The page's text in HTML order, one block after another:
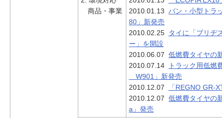
商品・事業
2010.01.13 バン・小型トラ
80」新発売
2010.02.25
タイに「ブリヂ
ー」を開設
2010.06.07 低燃費タイヤの
2010.07.14
トラック用低燃
W901」新発売
2010.12.07
「REGNO GR-
2010.12.07 低燃費タイヤの
a」発売